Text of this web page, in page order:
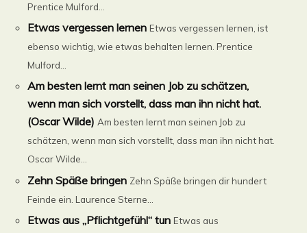
Prentice Mulford...
Etwas vergessen lernen Etwas vergessen lernen, ist
ebenso wichtig, wie etwas behalten lernen. Prentice
Mulford...
Am besten lernt man seinen Job zu schätzen,
wenn man sich vorstellt, dass man ihn nicht hat.
(Oscar Wilde) Am besten lernt man seinen Job zu
schätzen, wenn man sich vorstellt, dass man ihn nicht hat.
Oscar Wilde...
Zehn Späße bringen Zehn Späße bringen dir hundert
Feinde ein. Laurence Sterne...
Etwas aus „Pflichtgefühl“ tun Etwas aus